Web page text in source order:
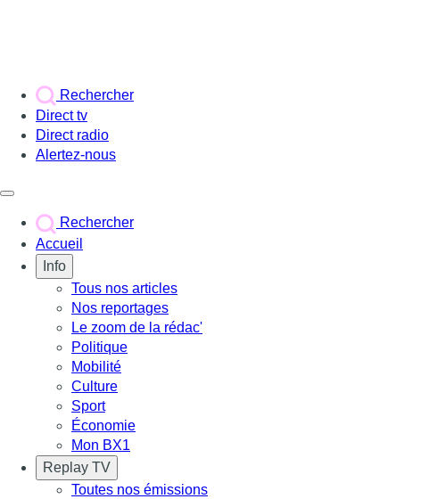
Rechercher
Direct tv
Direct radio
Alertez-nous
Rechercher
Accueil
Info
Tous nos articles
Nos reportages
Le zoom de la rédac'
Politique
Mobilité
Culture
Sport
Économie
Mon BX1
Replay TV
Toutes nos émissions